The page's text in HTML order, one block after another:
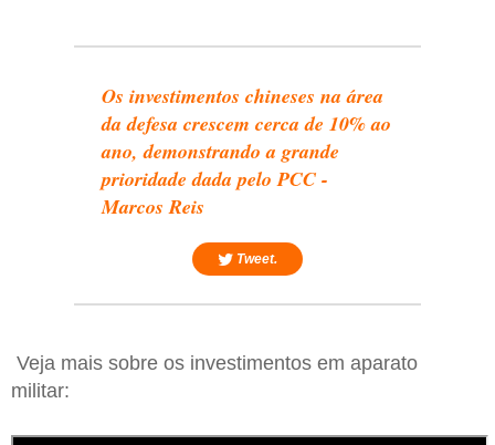
Os investimentos chineses na área
da defesa crescem cerca de 10% ao
ano, demonstrando a grande
prioridade dada pelo PCC -
Marcos Reis
Tweet.
Veja mais sobre os investimentos em aparato
militar: